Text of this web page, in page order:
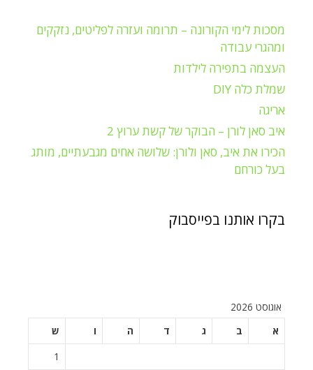
מסכות לימי הקורונה – תרומה ועזרה לפליטים, נזקקים
ומהגרי עבודה
העצמה בתפירה לילדות
שמלת כלה DIY
אריגה
איב סאן לורן – הבוקר של קשת ערוץ 2
הכירו את איב, סאן ולורן: שלושה אחים מגבעתיים, מותג
בעל כורחם
בקרו אותנו בפייסבוק
אוגוסט 2026
א
ב ג ד ה ו
ש
1